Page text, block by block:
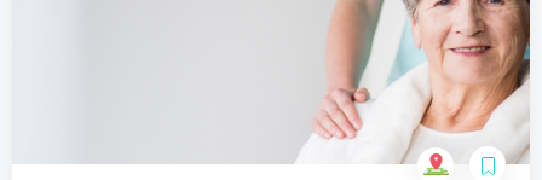
Nom & prénom du résident à contacter *